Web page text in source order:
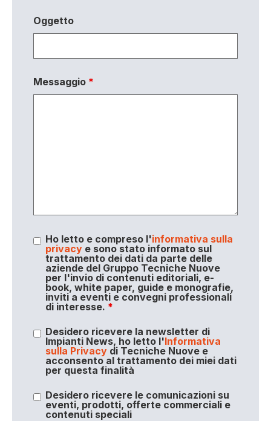
Oggetto
Messaggio *
Ho letto e compreso l'informativa sulla
privacye sono stato informato sul
trattamento dei dati da parte delle
aziende del Gruppo Tecniche Nuove
per l'invio di contenuti editoriali, e-
book, white paper, guide e monografie,
inviti a eventi e convegni professionali
di interesse. *
Desidero ricevere la newsletter di
Impianti News, ho letto l'Informativa
sulla Privacydi Tecniche Nuove e
acconsento al trattamento dei miei dati
per questa finalità
Desidero ricevere le comunicazioni su
eventi, prodotti, offerte commerciali e
contenuti speciali